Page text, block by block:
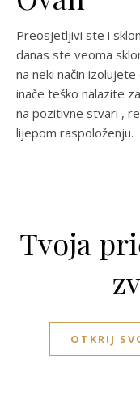
Preosjetljivi ste i
danas ste veoma
na neki način
inače teško nalazite
na pozitivne stvari ,
lijepom raspoloženju.
Tvoja
OTKRIJ